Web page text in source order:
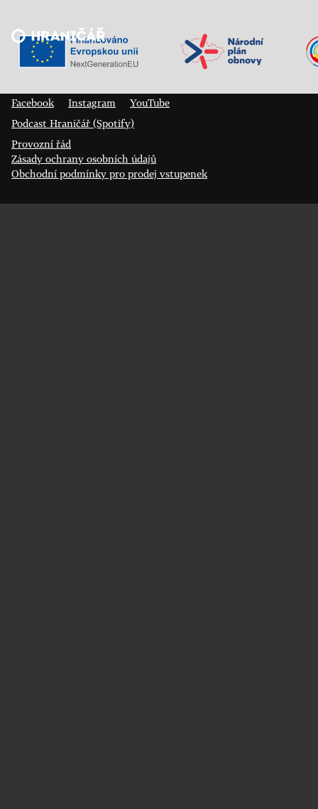
Veřejný sál Hraničář, spolek
Facebook
Instagram
YouTube
Podcast Hraničář (Spotify)
Provozní řád
Zásady ochrany osobních údajů
Obchodní podmínky pro prodej vstupenek